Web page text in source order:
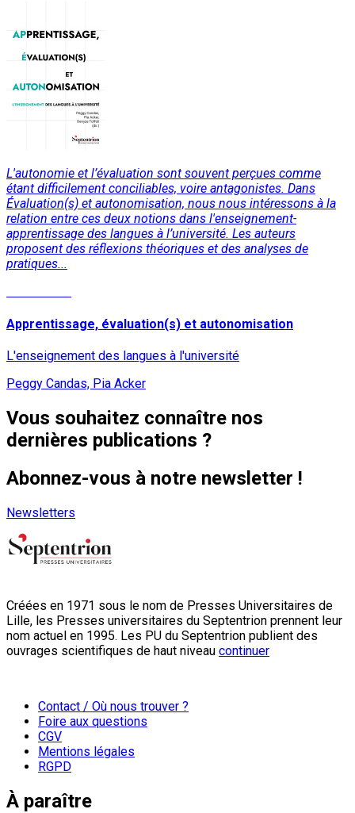
L'autonomie et l’évaluation sont souvent perçues comme
étant difficilement conciliables, voire antagonistes. Dans
Évaluation(s) et autonomisation, nous nous intéressons à la
relation entre ces deux notions dans l'enseignement-
apprentissage des langues à l’université. Les auteurs
proposent des réflexions théoriques et des analyses de
pratiques...
Apprentissage, évaluation(s) et autonomisation
L'enseignement des langues à l'université
Peggy Candas, Pia Acker
Vous souhaitez connaître nos
dernières publications ?
Abonnez-vous à notre newsletter !
Newsletters
Créées en 1971 sous le nom de Presses Universitaires de
Lille, les Presses universitaires du Septentrion prennent leur
nom actuel en 1995. Les PU du Septentrion publient des
ouvrages scientifiques de haut niveau continuer
Contact / Où nous trouver ?
Foire aux questions
CGV
Mentions légales
RGPD
À paraître